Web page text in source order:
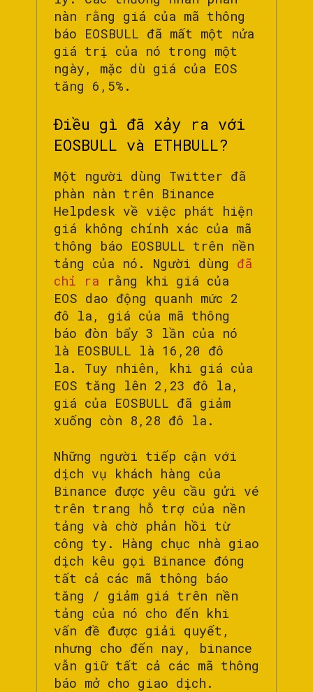
nàn rằng giá của mã thông
báo EOSBULL đã mất một nửa
giá trị của nó trong một
ngày, mặc dù giá của EOS
tăng 6,5%.
Điều gì đã xảy ra với
EOSBULL và ETHBULL?
Một người dùng Twitter đã
phàn nàn trên Binance
Helpdesk về việc phát hiện
giá không chính xác của mã
thông báo EOSBULL trên nền
tảng của nó. Người dùng đã
chỉ ra rằng khi giá của
EOS dao động quanh mức 2
đô la, giá của mã thông
báo đòn bẩy 3 lần của nó
là EOSBULL là 16,20 đô
la. Tuy nhiên, khi giá của
EOS tăng lên 2,23 đô la,
giá của EOSBULL đã giảm
xuống còn 8,28 đô la.
Những người tiếp cận với
dịch vụ khách hàng của
Binance được yêu cầu gửi vé
trên trang hỗ trợ của nền
tảng và chờ phản hồi từ
công ty. Hàng chục nhà giao
dịch kêu gọi Binance đóng
tất cả các mã thông báo
tăng / giảm giá trên nền
tảng của nó cho đến khi
vấn đề được giải quyết,
nhưng cho đến nay, binance
vẫn giữ tất cả các mã thông
báo mở cho giao dịch.